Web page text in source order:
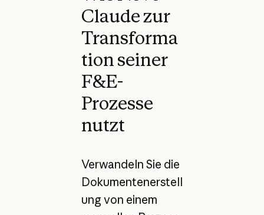
Claude zur
Transforma
tion seiner
F&E-
Prozesse
nutzt
Verwandeln Sie die
Dokumentenerstell
ung von einem